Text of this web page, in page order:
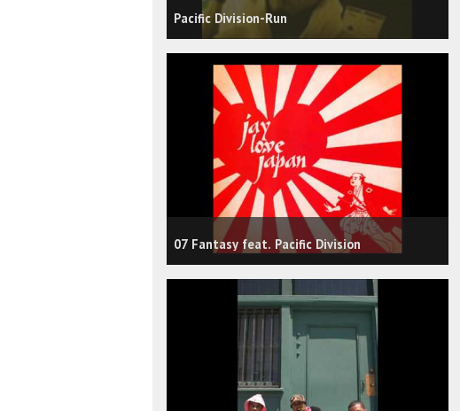
Pacific Division-Run
07 Fantasy feat. Pacific Division